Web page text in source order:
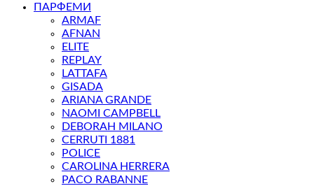
ПАРФЕМИ
ARMAF
AFNAN
ELITE
REPLAY
LATTAFA
GISADA
ARIANA GRANDE
NAOMI CAMPBELL
DEBORAH MILANO
CERRUTI 1881
POLICE
CAROLINA HERRERA
PACO RABANNE